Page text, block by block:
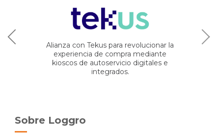
Alianza con Tekus para revolucionar la
experiencia de compra mediante
kioscos de autoservicio digitales e
integrados.
Sobre Loggro